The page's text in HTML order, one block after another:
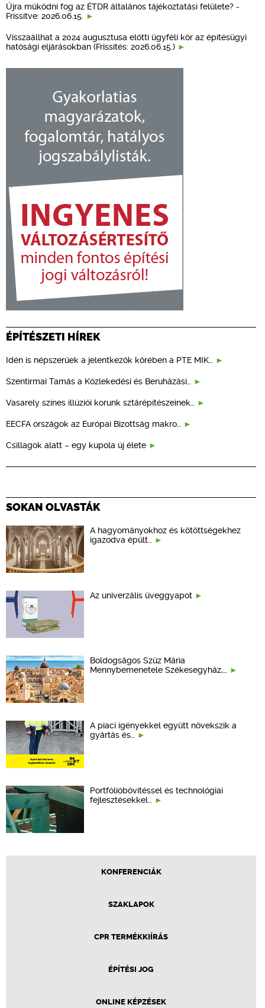
Újra működni fog az ÉTDR általános tájékoztatási felülete? -
Frissítve: 2026.06.15.
Visszaállhat a 2024 augusztusa előtti ügyféli kör az építésügyi
hatósági eljárásokban (Frissítés: 2026.06.15.)
ÉPÍTÉSZETI HÍREK
Idén is népszerűek a jelentkezők körében a PTE MIK…
Szentirmai Tamás a Közlekedési és Beruházási…
Vasarely színes illúziói korunk sztárépítészeinek…
EECFA országok az Európai Bizottság makro…
Csillagok alatt – egy kupola új élete
SOKAN OLVASTÁK
A hagyományokhoz és kötöttségekhez
igazodva épült…
Az univerzális üveggyapot
Boldogságos Szűz Mária
Mennybemenetele Székesegyház,…
A piaci igényekkel együtt növekszik a
gyártás és…
Portfólióbővítéssel és technológiai
fejlesztésekkel…
KONFERENCIÁK
SZAKLAPOK
CPR TERMÉKKIÍRÁS
ÉPÍTÉSI JOG
ONLINE KÉPZÉSEK